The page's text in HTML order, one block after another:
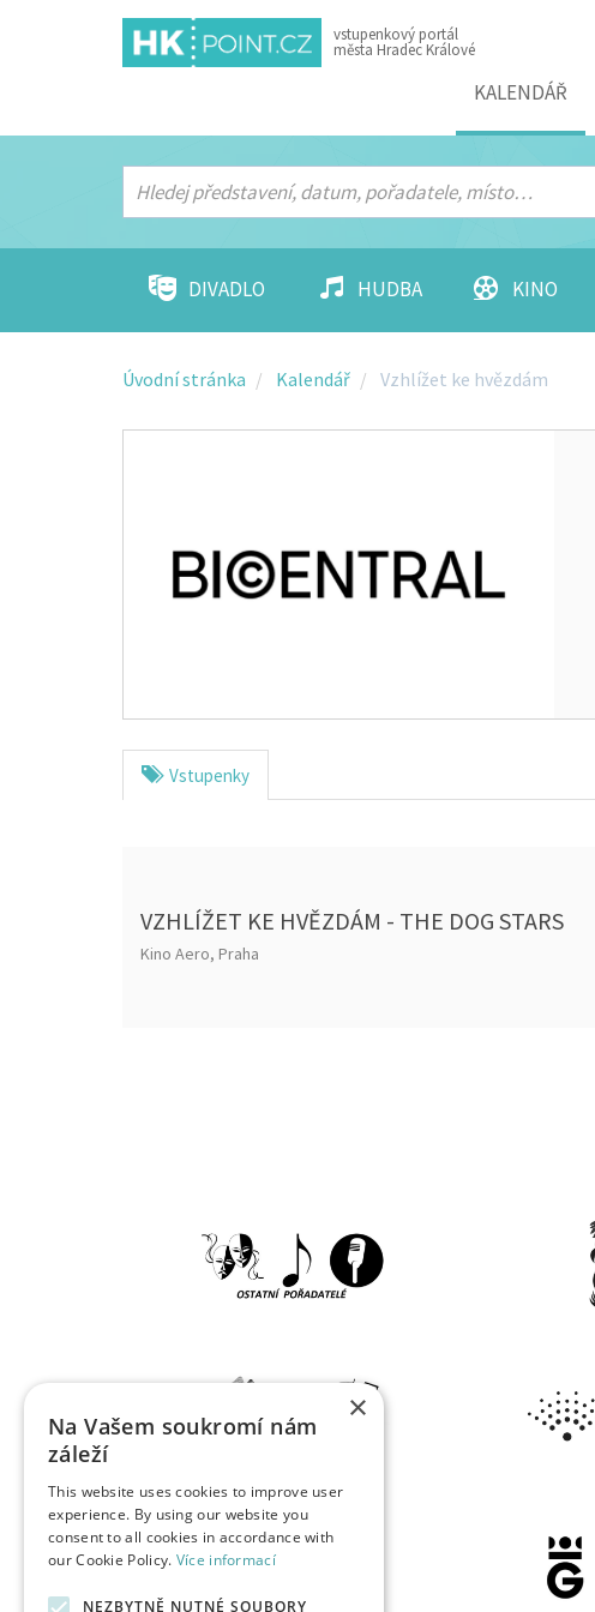
vstupenkový portál
města Hradec Králové
Menu
KALENDÁŘ
DIVADLO HUDBA KINO
Úvodní stránka Kalendář Vzhlížet ke hvězdám
Vstupenky
VZHLÍŽET KE HVĚZDÁM - THE DOG STARS
Kino Aero, Praha
×
Na Vašem soukromí nám
záleží
This website uses cookies to improve user
experience. By using our website you
consent to all cookies in accordance with
our Cookie Policy. Více informací
NEZBYTNĚ NUTNÉ SOUBORY